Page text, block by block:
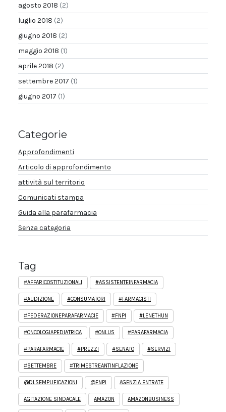
agosto 2018 (2)
luglio 2018 (2)
giugno 2018 (2)
maggio 2018 (1)
aprile 2018 (2)
settembre 2017 (1)
giugno 2017 (1)
Categorie
Approfondimenti
Articolo di approfondimento
attività sul territorio
Comunicati stampa
Guida alla parafarmacia
Senza categoria
Tag
#AFFARICOSTITUZIONALI #ASSISTENTEINFARMACIA
#AUDIZIONE #CONSUMATORI #FARMACISTI
#FEDERAZIONEPARAFARMACIE #FNPI #LENETHUN
#ONCOLOGIAPEDIATRICA #ONLUS #PARAFARMACIA
#PARAFARMACIE #PREZZI #SENATO #SERVIZI
#SETTEMBRE #TRIMESTREANTINFLAZIONE
@DLSEMPLIFICAZIONI @FNPI AGENZIA ENTRATE
AGITAZIONE SINDACALE AMAZON AMAZONBUSINESS